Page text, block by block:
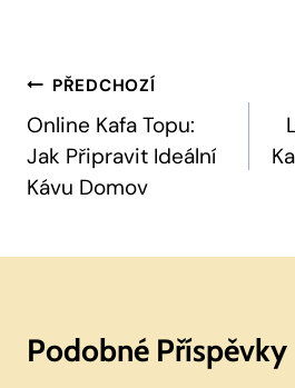
Navigace
Pro
Příspěvek
PŘEDCHOZÍ
Online Kafa Topu:
Jak Připravit Ideální
Kávu Domov
Podobné Příspěvky